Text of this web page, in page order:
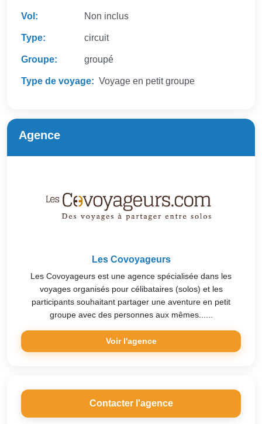
Vol: Non inclus
Type: circuit
Groupe: groupé
Type de voyage: Voyage en petit groupe
Agence
Les Covoyageurs
Les Covoyageurs est une agence spécialisée dans les
voyages organisés pour célibataires (solos) et les
participants souhaitant partager une aventure en petit
groupe avec des personnes aux mêmes......
Voir l'agence
Contacter l'agence